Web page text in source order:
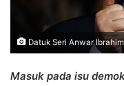
Datuk Seri Anwar Ibrahim
Masuk pada isu